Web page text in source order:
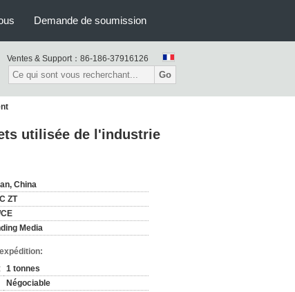
Demande de soumission
Ventes & Support： 86-186-37916126
Go
utilisée de l'industrie
China
ZT
CE
Media
1 tonnes
Négociable